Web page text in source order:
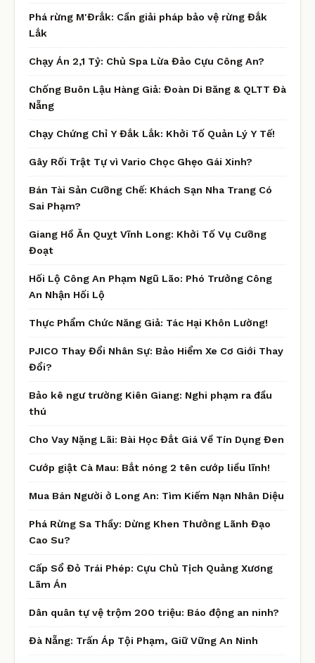
Phá rừng M'Đrắk: Cần giải pháp bảo vệ rừng Đắk
Lắk
Chạy Án 2,1 Tỷ: Chủ Spa Lừa Đảo Cựu Công An?
Chống Buôn Lậu Hàng Giả: Đoàn Di Băng & QLTT Đà
Nẵng
Chạy Chứng Chỉ Y Đắk Lắk: Khởi Tố Quản Lý Y Tế!
Gây Rối Trật Tự vì Vario Chọc Ghẹo Gái Xinh?
Bán Tài Sản Cưỡng Chế: Khách Sạn Nha Trang Có
Sai Phạm?
Giang Hồ Ăn Quỵt Vĩnh Long: Khởi Tố Vụ Cưỡng
Đoạt
Hối Lộ Công An Phạm Ngũ Lão: Phó Trưởng Công
An Nhận Hối Lộ
Thực Phẩm Chức Năng Giả: Tác Hại Khôn Lường!
PJICO Thay Đổi Nhân Sự: Bảo Hiểm Xe Cơ Giới Thay
Đổi?
Bảo kê ngư trường Kiên Giang: Nghi phạm ra đầu
thú
Cho Vay Nặng Lãi: Bài Học Đắt Giá Về Tín Dụng Đen
Cướp giật Cà Mau: Bắt nóng 2 tên cướp liều lĩnh!
Mua Bán Người ở Long An: Tìm Kiếm Nạn Nhân Diệu
Phá Rừng Sa Thầy: Dừng Khen Thưởng Lãnh Đạo
Cao Su?
Cấp Sổ Đỏ Trái Phép: Cựu Chủ Tịch Quảng Xương
Lãm Án
Dân quân tự vệ trộm 200 triệu: Báo động an ninh?
Đà Nẵng: Trấn Áp Tội Phạm, Giữ Vững An Ninh